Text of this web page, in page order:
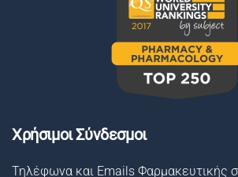
Χρήσιμοι Σύνδεσμοι
Τηλέφωνα και Emails Φαρμακευτικής